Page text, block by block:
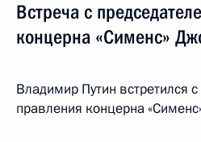
Встреча с
концерна «Сименс»
Владимир Путин встретился
правления концерна